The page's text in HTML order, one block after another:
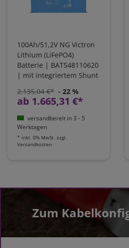
100Ah/51,2V NG Victron
Lithium (LiFePO4)
Batterie | BAT548110620
| mit integriertem Shunt
2.135,04 €* - 22 %
ab 1.665,31 €*
versandbereit in 3 - 5
Werktagen
* inkl. 0% MwSt. zzgl.
Versandkosten
Zum